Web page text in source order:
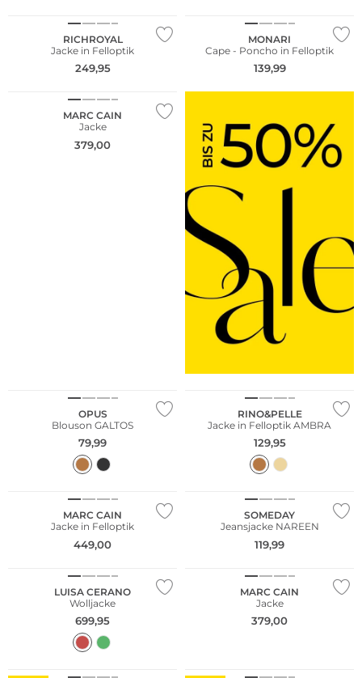
RICHROYAL
Jacke in Felloptik
249,95
MONARI
Cape - Poncho in Felloptik
139,99
MARC CAIN
Jacke
379,00
OPUS
Blouson GALTOS
79,99
RINO&PELLE
Jacke in Felloptik AMBRA
129,95
MARC CAIN
Jacke in Felloptik
449,00
SOMEDAY
Jeansjacke NAREEN
119,99
LUISA CERANO
Wolljacke
699,95
MARC CAIN
Jacke
379,00